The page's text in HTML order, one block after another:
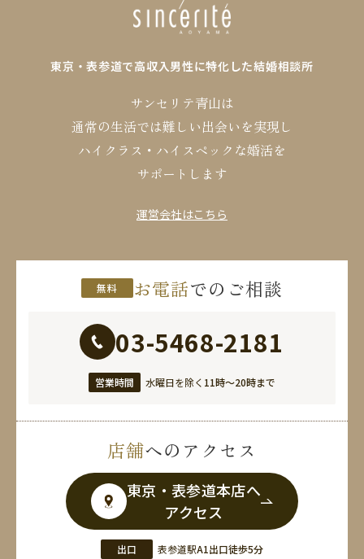
東京・表参道で高収入男性に特化した結婚相談所
サンセリテ青山は
通常の生活では難しい出会いを実現し
ハイクラス・ハイスペックな婚活を
サポートします
運営会社はこちら
無料 お電話でのご相談
03-5468-2181
営業時間 水曜日を除く 11時〜20時まで
店舗へのアクセス
東京・表参道本店へ
アクセス
出口 表参道駅A1出口徒歩5分